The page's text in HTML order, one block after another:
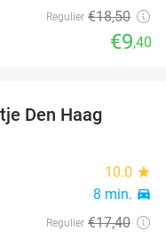
Regulier €18,50
€9,40
Den Haag
10.0 star
8 min. directions_car
Regulier €17,40